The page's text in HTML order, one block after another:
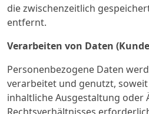
die zwischenzeitlich
entfernt.
Verarbeiten von Daten
Personenbezogene Daten
verarbeitet und genutzt,
inhaltliche Ausgestaltung oder